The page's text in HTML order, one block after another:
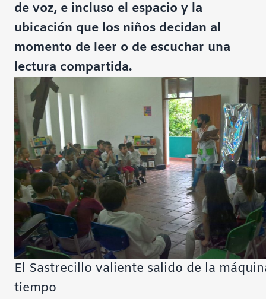
de voz, e incluso el espacio y la
ubicación que los niños decidan al
momento de leer o de escuchar una
lectura compartida.
El Sastrecillo valiente salido de la
tiempo